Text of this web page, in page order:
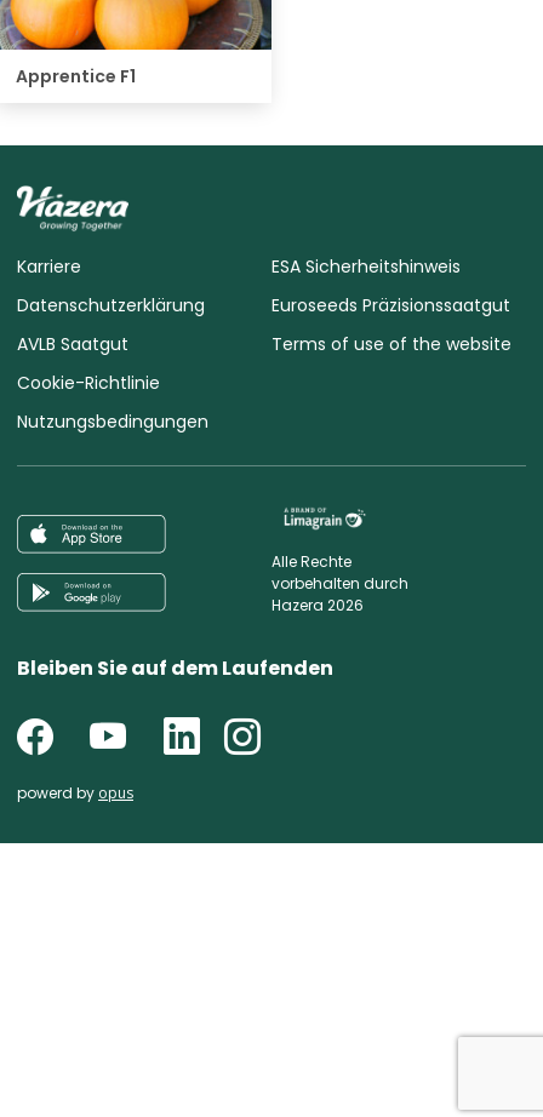
Apprentice F1
Karriere
Datenschutzerklärung
AVLB Saatgut
Cookie-Richtlinie
Nutzungsbedingungen
ESA Sicherheitshinweis
Euroseeds Präzisionssaatgut
Terms of use of the website
Alle Rechte
vorbehalten durch
Hazera 2026
Bleiben Sie auf dem Laufenden
powerd by opus